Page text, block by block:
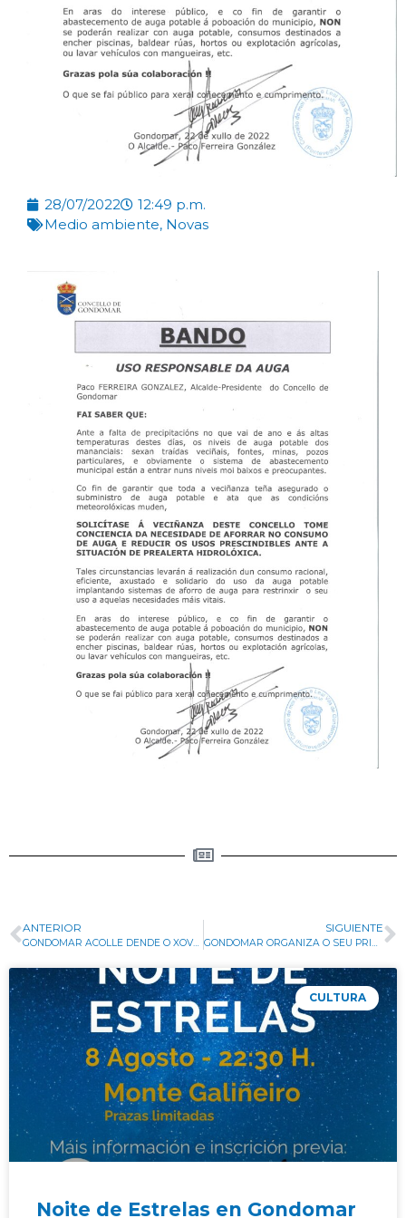
28/07/2022
12:49 p.m.
Medio ambiente, Novas
ANTERIOR
GONDOMAR ACOLLE DENDE O XOVES 28 E ATA O DOMINGO 30 O FESTIVAL DE DANZA ABANEA
SIGUIENTE
GONDOMAR ORGANIZA O SEU PRIMEIRO FESTIVAL DE SKATE “GONDOMARSPOT”
CULTURA
Noite de Estrelas en Gondomar